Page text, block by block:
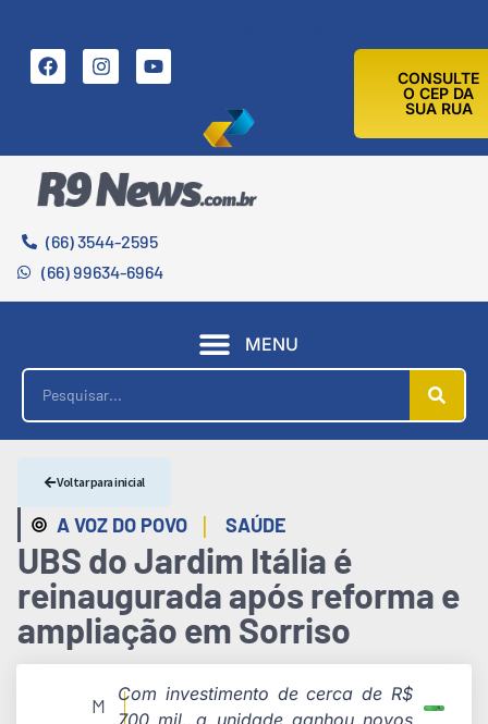
CONSULTE
O CEP DA
SUA RUA
(66) 3544-2595
(66) 99634-6964
MENU
A VOZ DO POVO | SAÚDE
Voltar para inicial
UBS do Jardim Itália é
reinaugurada após reforma e
ampliação em Sorriso
M
Com investimento de cerca de R$